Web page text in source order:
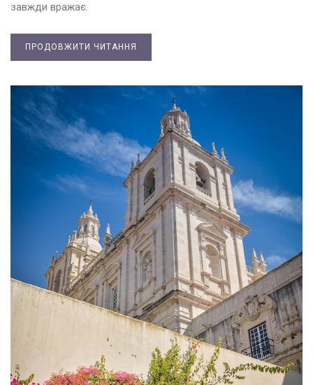
завжди вражає.
ПРОДОВЖИТИ ЧИТАННЯ